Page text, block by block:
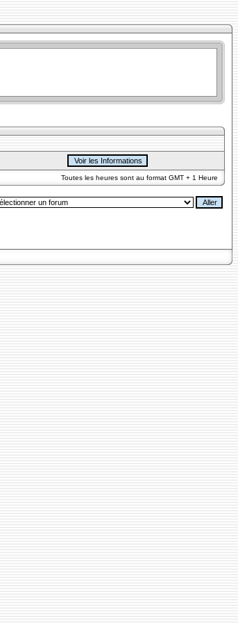
Toutes les heures sont au format GMT + 1 Heure